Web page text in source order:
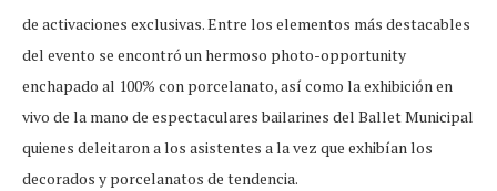
de activaciones exclusivas. Entre los elementos más destacables
del evento se encontró un hermoso photo-opportunity
enchapado al 100% con porcelanato, así como la exhibición en
vivo de la mano de espectaculares bailarines del Ballet Municipal
quienes deleitaron a los asistentes a la vez que exhibían los
decorados y porcelanatos de tendencia.